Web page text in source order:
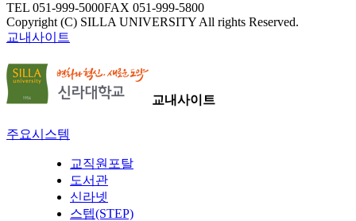
TEL 051-999-5000FAX 051-999-5800
Copyright (C) SILLA UNIVERSITY All rights Reserved.
교내사이트
교내사이트
주요시스템
교직원포탈
도서관
신라넷
스텝(STEP)